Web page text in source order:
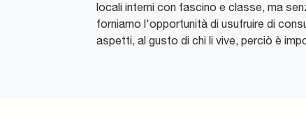
locali interni con fascino e classe, ma
forniamo l'opportunità di usufruire di
aspetti, al gusto di chi li vive, perciò è